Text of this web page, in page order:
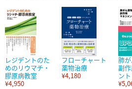
レジデントのた
めのリウマチ・
膠原病教室
¥4,950
フローチャート
薬物治療
¥4,180
肺
副
ン